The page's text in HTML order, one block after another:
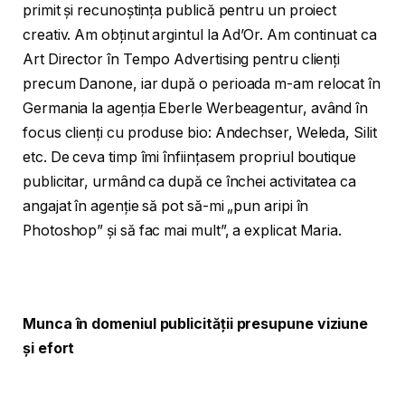
primit și recunoștința publică pentru un proiect
creativ. Am obținut argintul la Ad’Or. Am continuat ca
Art Director în Tempo Advertising pentru clienți
precum Danone, iar după o perioada m-am relocat în
Germania la agenția Eberle Werbeagentur, având în
focus clienți cu produse bio: Andechser, Weleda, Silit
etc. De ceva timp îmi înființasem propriul boutique
publicitar, urmând ca după ce închei activitatea ca
angajat în agenție să pot să-mi „pun aripi în
Photoshop” și să fac mai mult”, a explicat Maria.
Munca în domeniul publicității presupune viziune
și efort